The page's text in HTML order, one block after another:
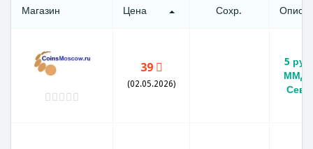
Магазин Цена Сохр.
39
(02.05.2026)
5
ММД